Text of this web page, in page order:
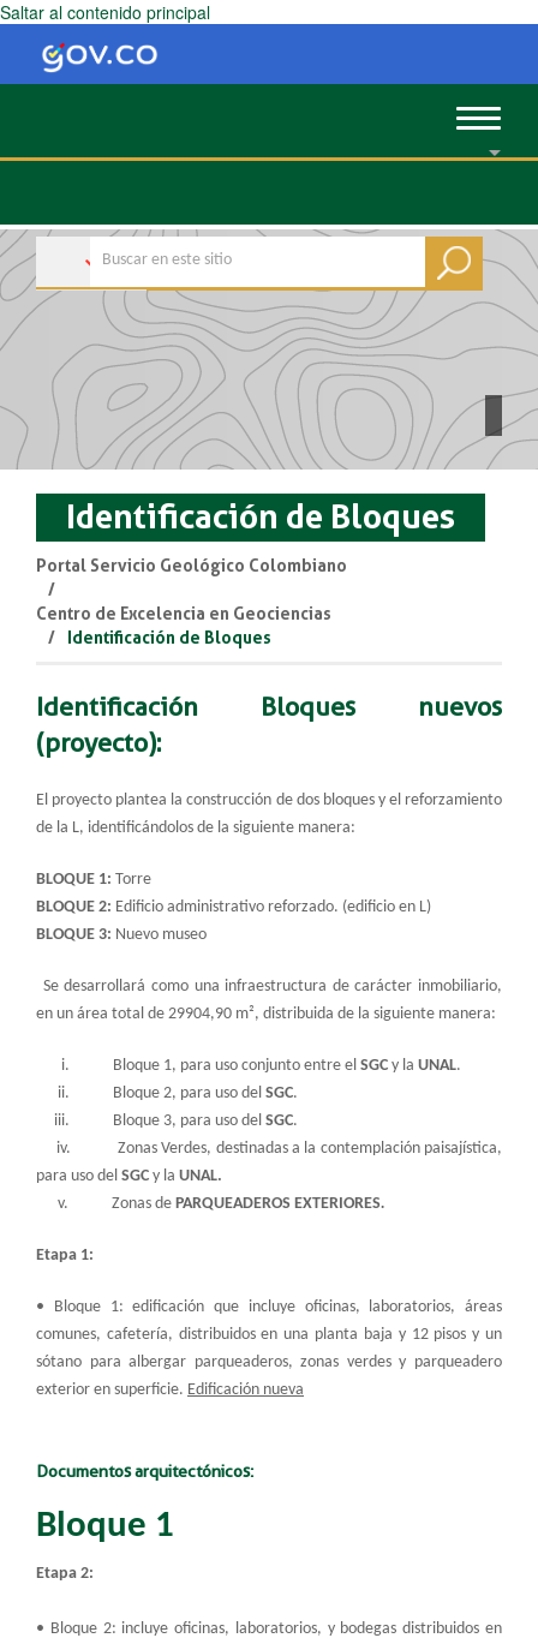
Saltar al contenido principal
Toggle
Identificación de Bloques
Portal Servicio Geológico Colombiano
Centro de Excelencia en Geociencias
Identificación de Bloques
Identificación Bloques nuevos
(proyecto):
El proyecto plantea la construcción de dos bloques y el reforzamiento
de la L, identificándolos de la siguiente manera:
BLOQUE 1: Torre
BLOQUE 2: Edificio administrativo reforzado. (edificio en L)
BLOQUE 3: Nuevo museo
Se desarrollará como una infraestructura de carácter inmobiliario,
en un área total de 29904,90 m², distribuida de la siguiente manera:
i. Bloque 1, para uso conjunto entre el SGC y la UNAL.
ii. Bloque 2, para uso del SGC.
iii. Bloque 3, para uso del SGC.
iv. Zonas Verdes, destinadas a la contemplación paisajística,
para uso del SGC y la UNAL.
v. Zonas de PARQUEADEROS EXTERIORES.
Etapa 1:
• Bloque 1: edificación que incluye oficinas, laboratorios, áreas
comunes, cafetería, distribuidos en una planta baja y 12 pisos y un
sótano para albergar parqueaderos, zonas verdes y parqueadero
exterior en superficie. Edificación nueva
Documentos arquitectónicos:
Bloque 1
Etapa 2:
• Bloque 2: incluye oficinas, laboratorios, y bodegas distribuidos en